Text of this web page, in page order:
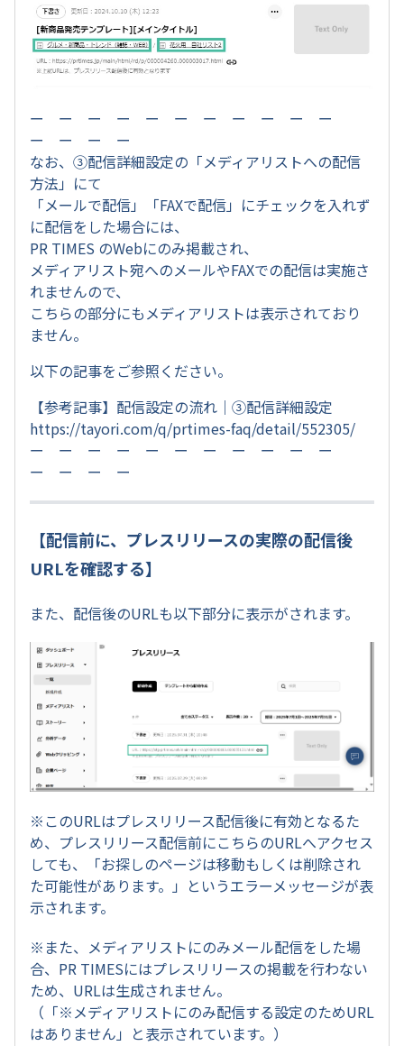
ー ー ー ー ー ー ー ー ー ー ー
ー ー ー ー
なお、③配信詳細設定の「メディアリストへの配信
方法」にて
「メールで配信」「FAXで配信」にチェックを入れず
に配信をした場合には、
PR TIMES のWebにのみ掲載され、
メディアリスト宛へのメールやFAXでの配信は実施さ
れませんので、
こちらの部分にもメディアリストは表示されており
ません。
以下の記事をご参照ください。
【参考記事】配信設定の流れ｜③配信詳細設定
https://tayori.com/q/prtimes-faq/detail/552305/
ー ー ー ー ー ー ー ー ー ー ー
ー ー ー ー
【配信前に、プレスリリースの実際の配信後
URLを確認する】
また、配信後のURLも以下部分に表示がされます。
※このURLはプレスリリース配信後に有効となるた
め、プレスリリース配信前にこちらのURLへアクセス
しても、「お探しのページは移動もしくは削除され
た可能性があります。」というエラーメッセージが表
示されます。
※また、メディアリストにのみメール配信をした場
合、PR TIMESにはプレスリリースの掲載を行わない
ため、URLは生成されません。
（「※メディアリストにのみ配信する設定のためURL
はありません」と表示されています。）